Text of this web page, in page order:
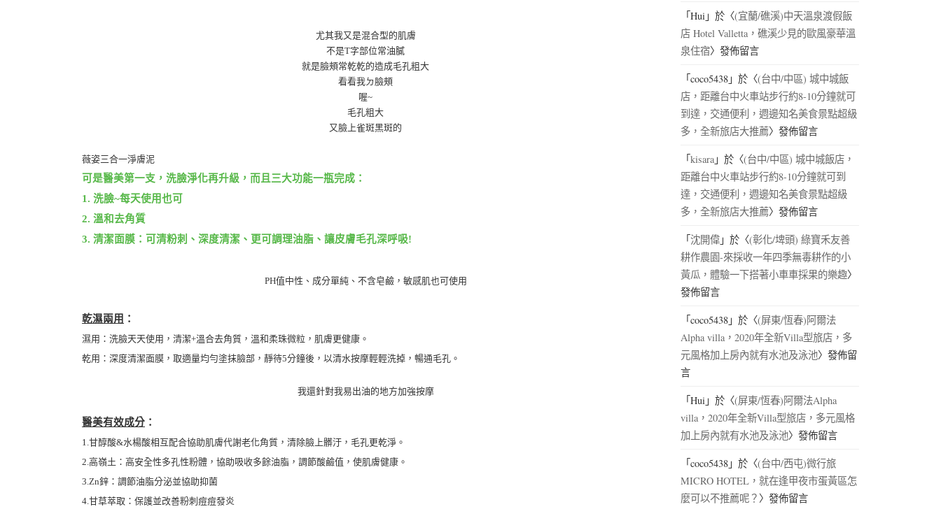
尤其我又是混合型的肌膚
不是T字部位常油膩
就是臉頰常乾乾的造成毛孔粗大
看看我ㄉ臉頰
喔~
毛孔粗大
又臉上雀斑黑斑的
薇姿三合一淨膚泥
可是醫美第一支，洗臉淨化再升級，而且三大功能一瓶完成：
1. 洗臉~每天使用也可
2. 溫和去角質
3. 清潔面膜：可清粉刺、深度清潔、更可調理油脂、讓皮膚毛孔深呼吸!
PH值中性、成分單純、不含皂鹼，敏感肌也可使用
乾濕兩用 ：
濕用：洗臉天天使用，清潔+溫合去角質，溫和柔珠微粒，肌膚更健康。
乾用：深度清潔面膜，取適量均勻塗抹臉部，靜待5分鐘後，以清水按摩輕輕洗掉，暢通毛孔。
我還針對我易出油的地方加強按摩
醫美有效成分 ：
1.甘醇酸&水楊酸相互配合協助肌膚代謝老化角質，清除臉上髒汙，毛孔更乾淨。
2.高嶺土：高安全性多孔性粉體，協助吸收多餘油脂，調節酸鹼值，使肌膚健康。
3.Zn鋅：調節油脂分泌並協助抑菌
4.甘草萃取：保護並改善粉刺痘痘發炎
「Hui 」於〈(宜蘭/礁溪)中天溫泉渡假飯
店 Hotel Valletta，礁溪少見的歐風豪華溫
泉住宿〉發佈留言
「coco5438 」於〈(台中/中區) 城中城飯
店，距離台中火車站步行約8-10分鐘就可
到達，交通便利，週邊知名美食景點超級
多，全新旅店大推薦〉發佈留言
「kisara 」於〈(台中/中區) 城中城飯店，
距離台中火車站步行約8-10分鐘就可到
達，交通便利，週邊知名美食景點超級
多，全新旅店大推薦〉發佈留言
「沈開偉 」於〈(彰化/埤頭) 綠寶禾友善
耕作農園-來採收一年四季無毒耕作的小
黃瓜，體驗一下搭著小車車採果的樂趣〉
發佈留言
「coco5438 」於〈(屏東/恆春)阿爾法
Alpha villa，2020年全新Villa型旅店，多
元風格加上房內就有水池及泳池〉發佈留
言
「Hui 」於〈(屏東/恆春)阿爾法Alpha
villa，2020年全新Villa型旅店，多元風格
加上房內就有水池及泳池〉發佈留言
「coco5438 」於〈(台中/西屯)微行旅
MICRO HOTEL，就在逢甲夜市蛋黃區怎
麼可以不推薦呢？ 〉發佈留言